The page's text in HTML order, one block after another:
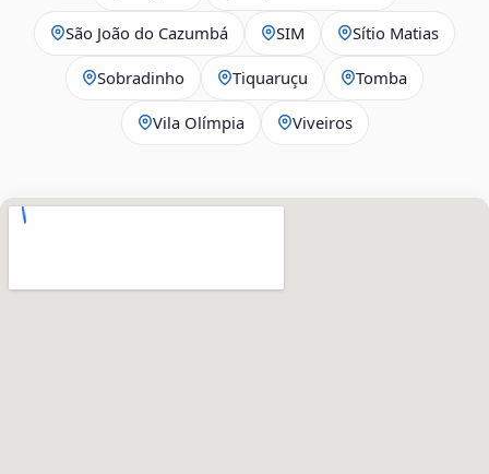
São João do Cazumbá SIM Sítio Matias
Sobradinho Tiquaruçu Tomba
Vila Olímpia Viveiros